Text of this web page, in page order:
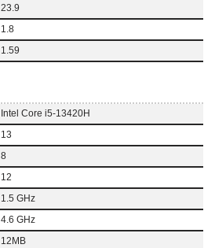
23.9
1.8
1.59
Intel Core i5-13420H
13
8
12
1.5 GHz
4.6 GHz
12MB